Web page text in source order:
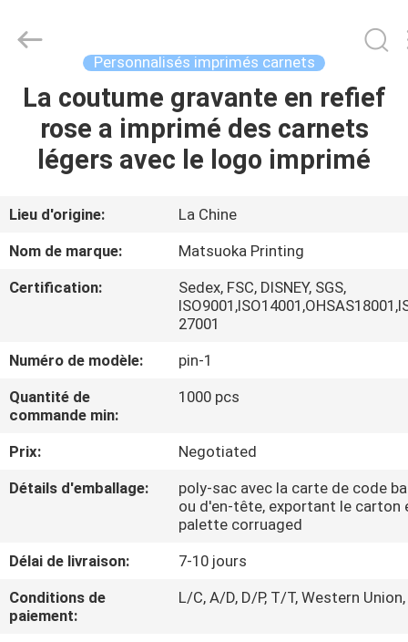
MAISON
PRODUITS
AU
SUJET
DE
VISITE
D'USINE
CONTRÔLE
DE
CONTACTEZ-
NOUS
printing
co.,LTD.
Reserved.
Personnalisés imprimés carnets
La coutume gravante en refief
rose a imprimé des carnets
légers avec le logo imprimé
Lieu d'origine:
La Chine
Nom de marque:
Matsuoka Printing
Certification:
Sedex, FSC, DISNEY, SGS,
27001
Numéro de modèle:
pin-1
Quantité de
commande min:
1000 pcs
Prix:
Negotiated
Détails d'emballage:
poly-sac avec la carte de code
ou d'en-tête, exportant le carton
palette corruaged
Délai de livraison:
7-10 jours
Conditions de
paiement:
L/C, A/D, D/P, T/T, Western Union,